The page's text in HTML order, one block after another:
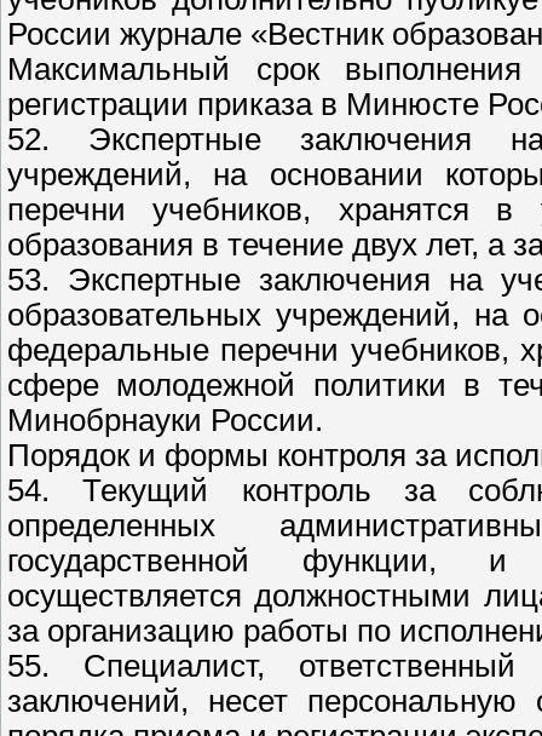
России журнале «Вестник
Максимальный срок
регистрации приказа в Минюсте
52. Экспертные заключения
учреждений, на основании
перечни учебников, хранятся
образования в течение двух лет, а
53. Экспертные заключения на
образовательных учреждений, на
федеральные перечни учебников,
сфере молодежной политики в
Минобрнауки России.
Порядок и формы контроля за
54. Текущий контроль за
определенных
государственной функции,
осуществляется должностными
за организацию работы по
55. Специалист,
заключений, несет персональную